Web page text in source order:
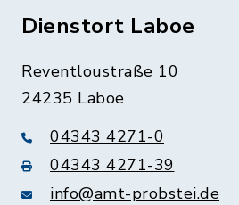
Dienstort Laboe
Reventloustraße 10
24235 Laboe
04343 4271-0
04343 4271-39
info@amt-probstei.de